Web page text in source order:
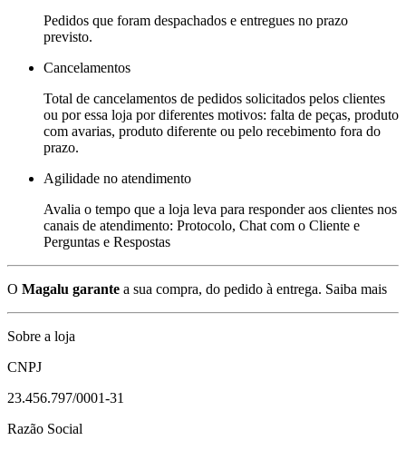
Pedidos que foram despachados e entregues no prazo
previsto.
Cancelamentos
Total de cancelamentos de pedidos solicitados pelos clientes
ou por essa loja por diferentes motivos: falta de peças, produto
com avarias, produto diferente ou pelo recebimento fora do
prazo.
Agilidade no atendimento
Avalia o tempo que a loja leva para responder aos clientes nos
canais de atendimento: Protocolo, Chat com o Cliente e
Perguntas e Respostas
O Magalu garante a sua compra, do pedido à entrega. Saiba mais
Sobre a loja
CNPJ
23.456.797/0001-31
Razão Social